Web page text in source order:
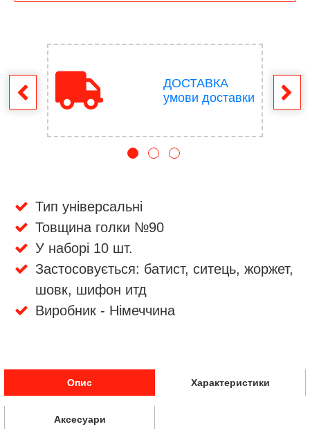
ДОСТАВКА
умови доставки
Тип універсальні
Товщина голки №90
У наборі 10 шт.
Застосовується: батист, ситець, жоржет,
шовк, шифон итд
Виробник - Німеччина
Опис Характеристики
Аксесуари